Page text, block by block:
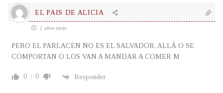
EL PAIS DE ALICIA
2 años atrás
PERO EL PARLACEN NO ES EL SALVADOR, ALLÁ O SE
COMPORTAN O LOS VAN A MANDAR A COMER M
0 0 Responder